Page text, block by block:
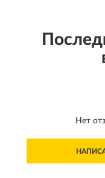
Нет